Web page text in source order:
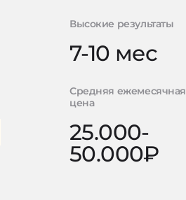
Высокие результаты
7-10 мес
Средняя ежемесячная
цена
25.000-
50.000₽